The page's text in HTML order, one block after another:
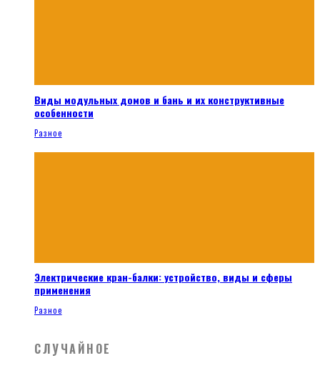
Виды модульных домов и бань и их конструктивные
особенности
Разное
Электрические кран-балки: устройство, виды и сферы
применения
Разное
СЛУЧАЙНОЕ